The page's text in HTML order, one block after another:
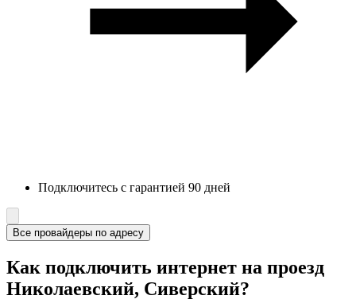
Подключитесь с гарантией 90 дней
Все провайдеры по адресу
Как подключить интернет на проезд
Николаевский, Сиверский?